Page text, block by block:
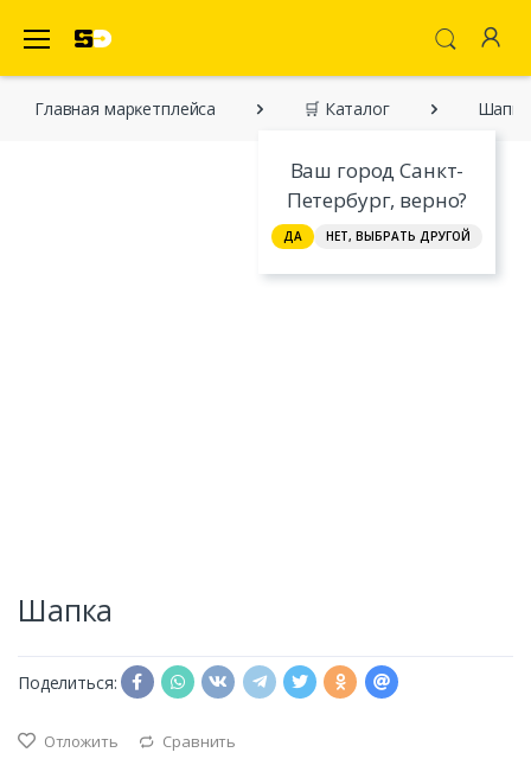
Ваш город Санкт-
Петербург, верно?
ДА НЕТ, ВЫБРАТЬ ДРУГОЙ
Главная марĸетплейса 🛒 Каталог Шапка
Шапка
Поделиться:
Отложить Сравнить